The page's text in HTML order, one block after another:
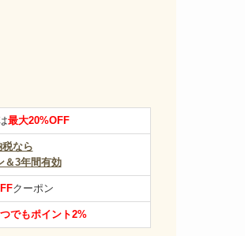
最大20%OFF
なら
＆3年間有効
クーポン
でもポイント2%